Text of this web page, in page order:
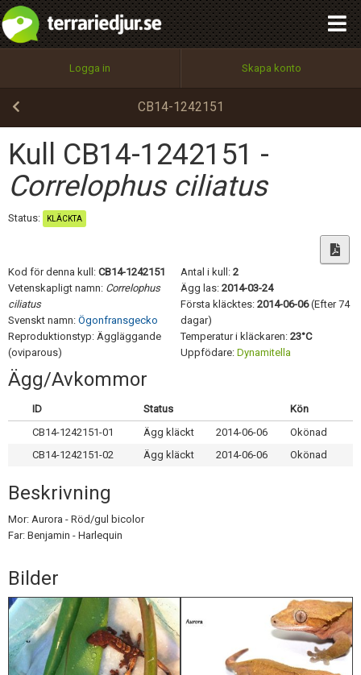
Logga in Skapa konto
CB14-1242151
Kull CB14-1242151 -
Correlophus ciliatus
Status: KLÄCKTA
Kod för denna kull: CB14-1242151
Vetenskapligt namn: Correlophus
ciliatus
Svenskt namn: Ögonfransgecko
Reproduktionstyp: Äggläggande
(oviparous)
Antal i kull: 2
Ägg las: 2014-03-24
Första kläcktes: 2014-06-06(Efter 74
dagar)
Temperatur i kläckaren: 23°C
Uppfödare: Dynamitella
Ägg/Avkommor
ID Status
Kön
CB14-1242151-01
Ägg kläckt 2014-06-06
Okönad
CB14-1242151-02
Ägg kläckt 2014-06-06 Okönad
Beskrivning
Mor: Aurora - Röd/gul bicolor
Far: Benjamin - Harlequin
Bilder
Utför
100%
OK
integritetspolicy
Namn:
Epost:
Användarnamn:
Privacy Policy
Terms of Service
Skapa konto
Begär nytt lösenord
Tillbaka till förstasidan